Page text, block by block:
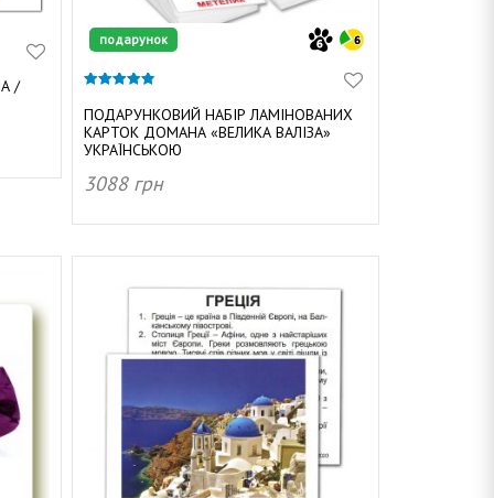
/
подарунок
з 5
ПОДАРУНКОВИЙ НАБІР ЛАМІНОВАНИХ
КАРТОК ДОМАНА «ВЕЛИКА ВАЛІЗА»
УКРАЇНСЬКОЮ
3088 грн